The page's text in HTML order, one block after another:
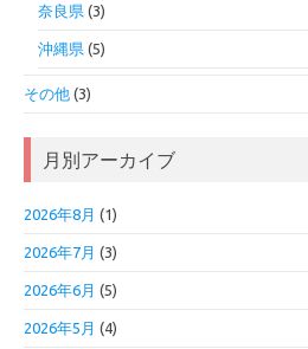
奈良県 (3)
沖縄県 (5)
その他 (3)
月別アーカイブ
2026年8月 (1)
2026年7月 (3)
2026年6月 (5)
2026年5月 (4)